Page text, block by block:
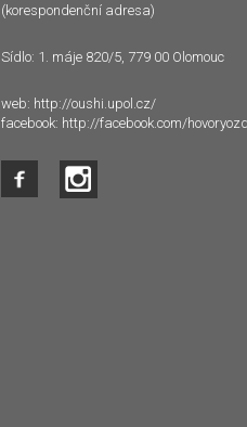
(korespondenční adresa)
Sídlo: 1. máje 820/5, 779 00 Olomouc
web: http://oushi.upol.cz/
facebook: http://facebook.com/